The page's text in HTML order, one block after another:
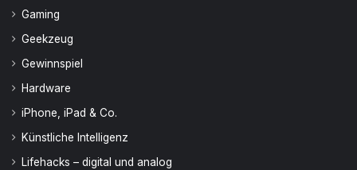
Gaming
Geekzeug
Gewinnspiel
Hardware
iPhone, iPad & Co.
Künstliche Intelligenz
Lifehacks – digital und analog